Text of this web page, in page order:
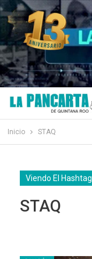
Inicio STAQ
Viendo El Hashtag
STAQ